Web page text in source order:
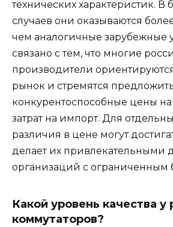
технических характеристик. В
случаев они оказываются
чем аналогичные зарубежные
связано с тем, что многие
производители
рынок и стремятся
конкурентоспособные цены
затрат на импорт. Для
различия в цене могут
делает их привлекательными
организаций с ограниченным
Какой уровень качества у
коммутаторов?